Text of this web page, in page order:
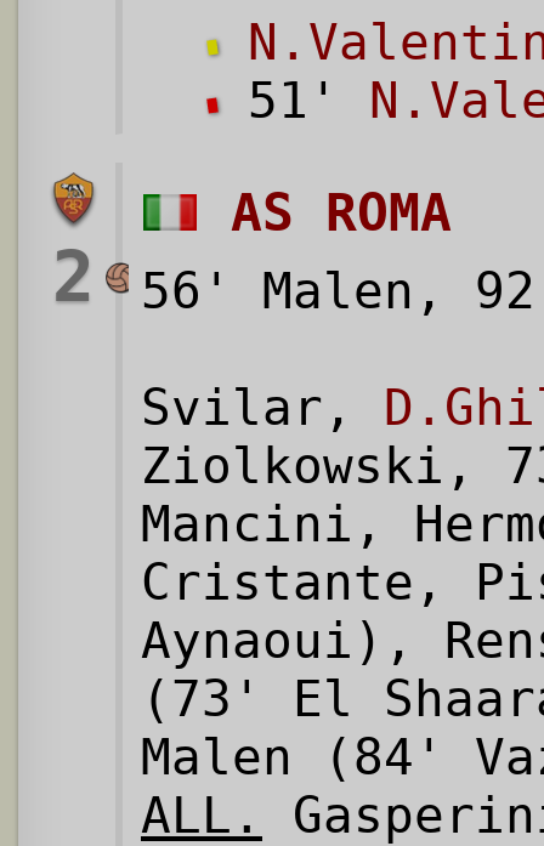
51'
2
AS ROMA
56' Malen,
Svilar,
Ziolkowski,
Mancini,
Cristante,
Aynaoui),
(73' El
Malen (84'
ALL.